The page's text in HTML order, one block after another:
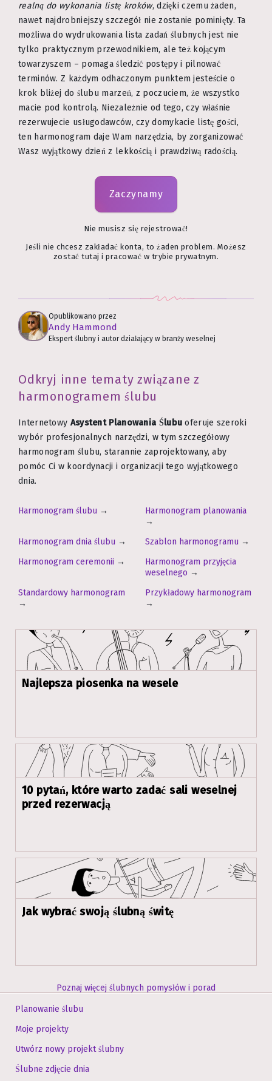
realną do wykonania listę kroków, dzięki czemu żaden,
nawet najdrobniejszy szczegół nie zostanie pominięty. Ta
możliwa do wydrukowania lista zadań ślubnych jest nie
tylko praktycznym przewodnikiem, ale też kojącym
towarzyszem – pomaga śledzić postępy i pilnować
terminów. Z każdym odhaczonym punktem jesteście o
krok bliżej do ślubu marzeń, z poczuciem, że wszystko
macie pod kontrolą. Niezależnie od tego, czy właśnie
rezerwujecie usługodawców, czy domykacie listę gości,
ten harmonogram daje Wam narzędzia, by zorganizować
Wasz wyjątkowy dzień z lekkością i prawdziwą radością.
Zaczynamy
Nie musisz się rejestrować!
Jeśli nie chcesz zakładać konta, to żaden problem. Możesz
zostać tutaj i pracować w trybie prywatnym.
Opublikowano przez
Andy Hammond
Ekspert ślubny i autor działający w branży weselnej
Odkryj inne tematy związane z
harmonogramem ślubu
Internetowy Asystent Planowania Ślubu oferuje szeroki
wybór profesjonalnych narzędzi, w tym szczegółowy
harmonogram ślubu, starannie zaprojektowany, aby
pomóc Ci w koordynacji i organizacji tego wyjątkowego
dnia.
Harmonogram ślubu →
Harmonogram planowania
→
Harmonogram dnia ślubu → Szablon harmonogramu →
Harmonogram ceremonii →
Harmonogram przyjęcia
weselnego →
Standardowy harmonogram
→
Przykładowy harmonogram
→
Najlepsza piosenka na wesele
10 pytań, które warto zadać sali weselnej
przed rezerwacją
Jak wybrać swoją ślubną świtę
Poznaj więcej ślubnych pomysłów i porad
Planowanie ślubu
Moje projekty
Utwórz nowy projekt ślubny
Ślubne zdjęcie dnia